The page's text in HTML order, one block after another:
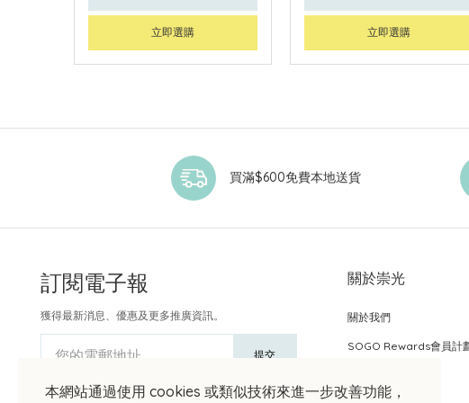
立即選購 立即選購
本網站通過使用 cookies 或類似技術來進一步改善功能，
買滿$600免費本地送貨
訂閱電子報
獲得最新消息、優惠及更多推廣資訊。
您的電郵地址 提交
關於崇光
關於我們
SOGO Rewards會員計